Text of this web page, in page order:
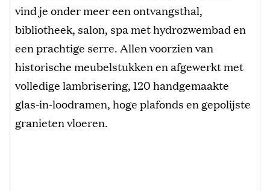
vind je onder meer een ontvangsthal,
bibliotheek, salon, spa met hydrozwembad en
een prachtige serre. Allen voorzien van
historische meubelstukken en afgewerkt met
volledige lambrisering, 120 handgemaakte
glas-in-loodramen, hoge plafonds en gepolijste
granieten vloeren.